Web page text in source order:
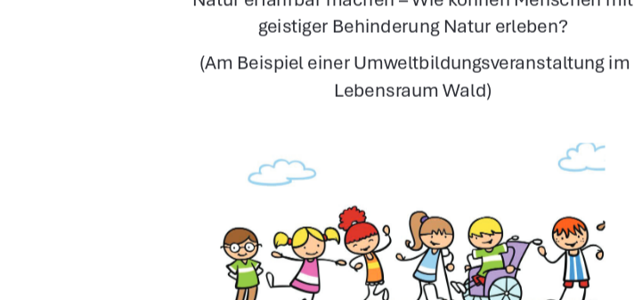
geistiger Behinderung Natur erleben?
(Am Beispiel einer Umweltbildungsveranstaltung im
Lebensraum Wald)